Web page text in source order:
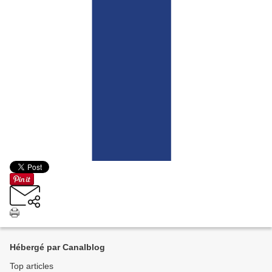
Hébergé par Canalblog
Top articles